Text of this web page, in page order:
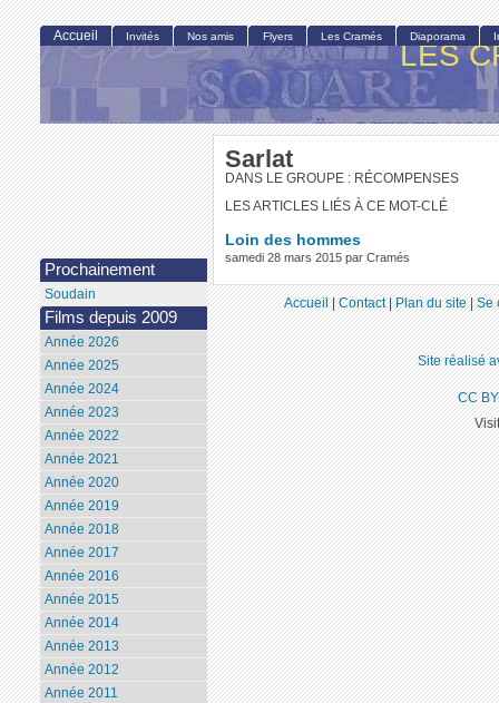
LES
Sarlat
DANS LE GROUPE : RÉCOMPENSES
LES ARTICLES LIÉS À CE MOT-CLÉ
Loin des hommes
samedi 28 mars 2015 par Cramés
Accueil Invités Nos amis Flyers Les Cramés Diaporama
Prochainement
Soudain
Films depuis 2009
Année 2026
Année 2025
Année 2024
Année 2023
Année 2022
Année 2021
Année 2020
Année 2019
Année 2018
Année 2017
Année 2016
Année 2015
Année 2014
Année 2013
Année 2012
Année 2011
Accueil|Contact|Plan du site|Se
Site réalisé
CC